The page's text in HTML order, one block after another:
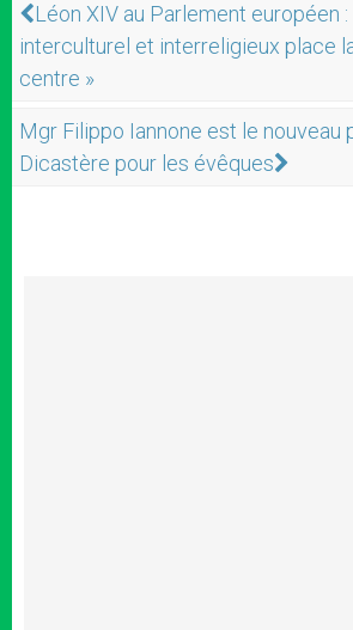
Léon XIV au Parlement européen
interculturel et interreligieux place
centre »
Mgr Filippo Iannone est le nouveau
Dicastère pour les évêques